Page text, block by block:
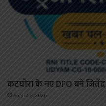
कटघोरा के नए DFO बने
August 8, 2026